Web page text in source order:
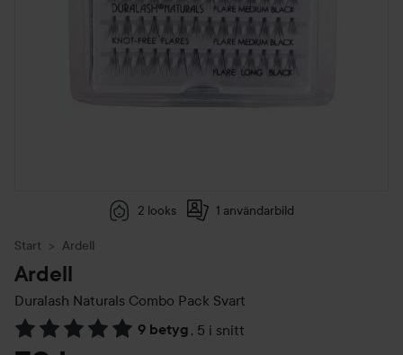
2 looks 1 användarbild
Start Ardell
Ardell
Duralash Naturals Combo Pack Svart
9 betyg , 5 i snitt
Hoppa till Betyg & kommentarer